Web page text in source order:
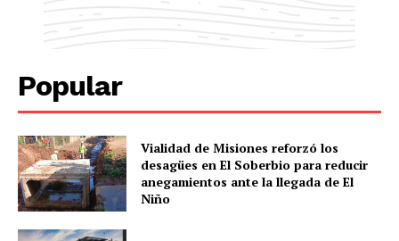
Popular
Vialidad de Misiones reforzó los
desagües en El Soberbio para reducir
anegamientos ante la llegada de El
Niño